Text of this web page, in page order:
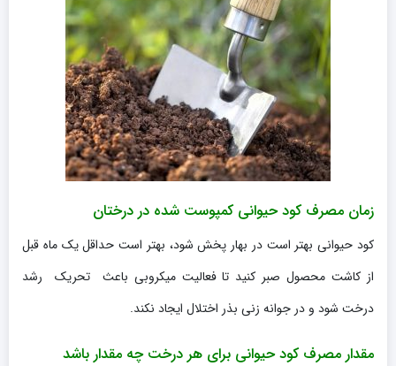
زمان مصرف کود حیوانی کمپوست شده در درختان
کود حیوانی بهتر است در بهار پخش شود، بهتر است حداقل یک ماه قبل
از کاشت محصول صبر کنید تا فعالیت میکروبی باعث تحریک رشد
درخت شود و در جوانه زنی بذر اختلال ایجاد نکند.
مقدار مصرف کود حیوانی برای هر درخت چه مقدار باشد